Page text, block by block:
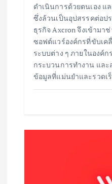
ดำเนินการด้วยตนเอง แ
ซึ่งล้วนเป็นอุปสรรคต่อป
ธุรกิจ Axcron จึงเข้าม
ซอฟต์แวร์องค์กรที่ขับเค
ระบบต่าง ๆ ภายในองค์
กระบวนการทำงาน แล
ข้อมูลที่แม่นยำและรวดเ